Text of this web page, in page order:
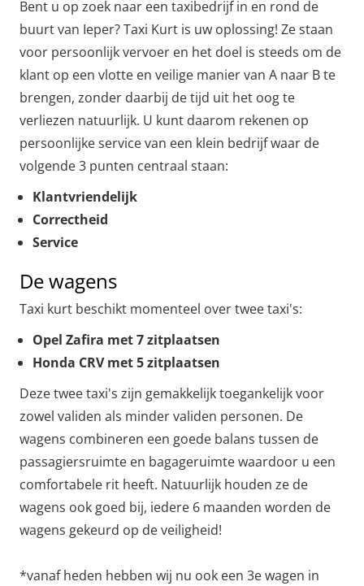
Bent u op zoek naar een taxibedrijf in en rond de
buurt van Ieper? Taxi Kurt is uw oplossing! Ze staan
voor persoonlijk vervoer en het doel is steeds om de
klant op een vlotte en veilige manier van A naar B te
brengen, zonder daarbij de tijd uit het oog te
verliezen natuurlijk. U kunt daarom rekenen op
persoonlijke service van een klein bedrijf waar de
volgende 3 punten centraal staan:
Klantvriendelijk
Correctheid
Service
De wagens
Taxi kurt beschikt momenteel over twee taxi's:
Opel Zafira met 7 zitplaatsen
Honda CRV met 5 zitplaatsen
Deze twee taxi's zijn gemakkelijk toegankelijk voor
zowel validen als minder validen personen. De
wagens combineren een goede balans tussen de
passagiersruimte en bagageruimte waardoor u een
comfortabele rit heeft. Natuurlijk houden ze de
wagens ook goed bij, iedere 6 maanden worden de
wagens gekeurd op de veiligheid!
*vanaf heden hebben wij nu ook een 3e wagen in